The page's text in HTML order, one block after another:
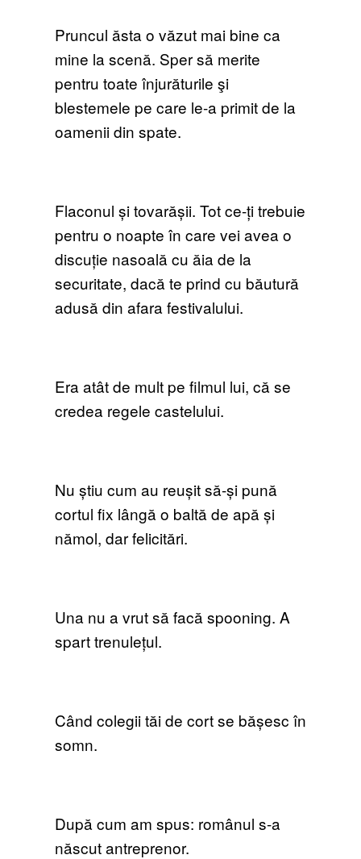
Pruncul ăsta o văzut mai bine ca
mine la scenă. Sper să merite
pentru toate înjurăturile şi
blestemele pe care le-a primit de la
oamenii din spate.
Flaconul și tovarășii. Tot ce-ți trebuie
pentru o noapte în care vei avea o
discuție nasoală cu ăia de la
securitate, dacă te prind cu băutură
adusă din afara festivalului.
Era atât de mult pe filmul lui, că se
credea regele castelului.
Nu știu cum au reușit să-și pună
cortul fix lângă o baltă de apă și
nămol, dar felicitări.
Una nu a vrut să facă spooning. A
spart trenulețul.
Când colegii tăi de cort se bășesc în
somn.
După cum am spus: românul s-a
născut antreprenor.